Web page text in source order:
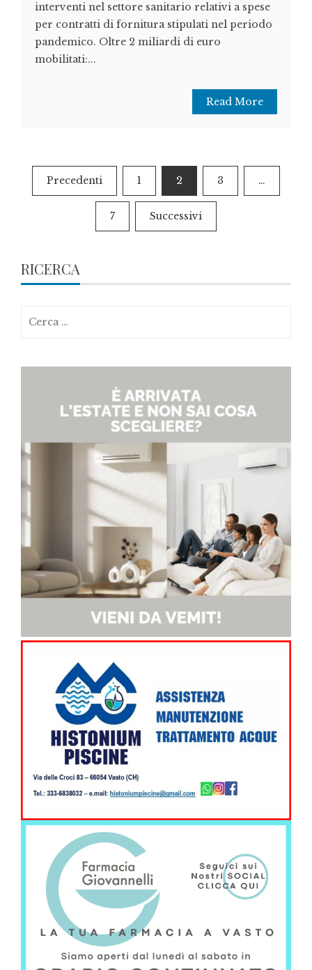
interventi nel settore sanitario relativi a spese
per contratti di fornitura stipulati nel periodo
pandemico. Oltre 2 miliardi di euro
mobilitati:...
Read More
Paginazione
degli
Precedenti 1 2 3 …
7 Successivi
RICERCA